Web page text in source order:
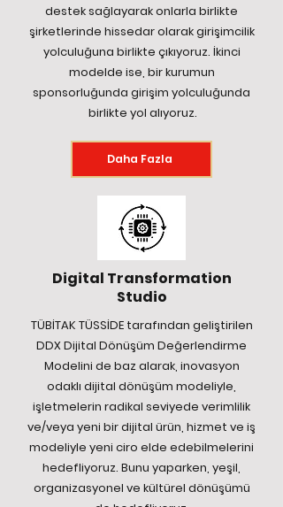
destek sağlayarak onlarla birlikte
şirketlerinde hissedar olarak girişimcilik
yolculuğuna birlikte çıkıyoruz. İkinci
modelde ise, bir kurumun
sponsorluğunda girişim yolculuğunda
birlikte yol alıyoruz.
Daha Fazla
Digital Transformation
Studio
TÜBİTAK TÜSSİDE tarafından geliştirilen
DDX Dijital Dönüşüm Değerlendirme
Modelini de baz alarak, inovasyon
odaklı dijital dönüşüm modeliyle,
işletmelerin radikal seviyede verimlilik
ve/veya yeni bir dijital ürün, hizmet ve iş
modeliyle yeni ciro elde edebilmelerini
hedefliyoruz. Bunu yaparken, yeşil,
organizasyonel ve kültürel dönüşümü